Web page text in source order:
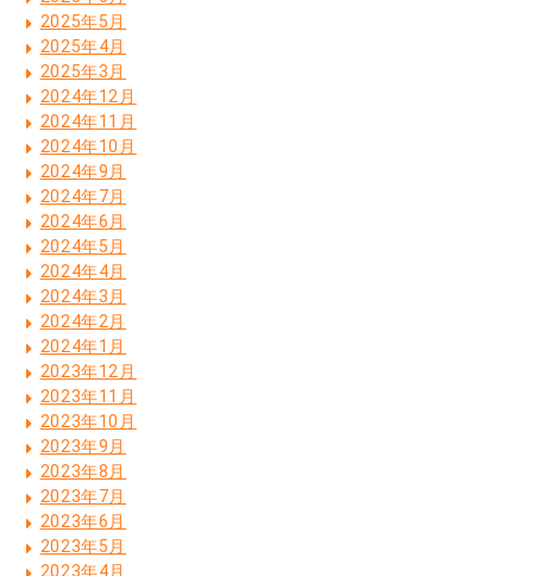
2025年5月
2025年4月
2025年3月
2024年12月
2024年11月
2024年10月
2024年9月
2024年7月
2024年6月
2024年5月
2024年4月
2024年3月
2024年2月
2024年1月
2023年12月
2023年11月
2023年10月
2023年9月
2023年8月
2023年7月
2023年6月
2023年5月
2023年4月